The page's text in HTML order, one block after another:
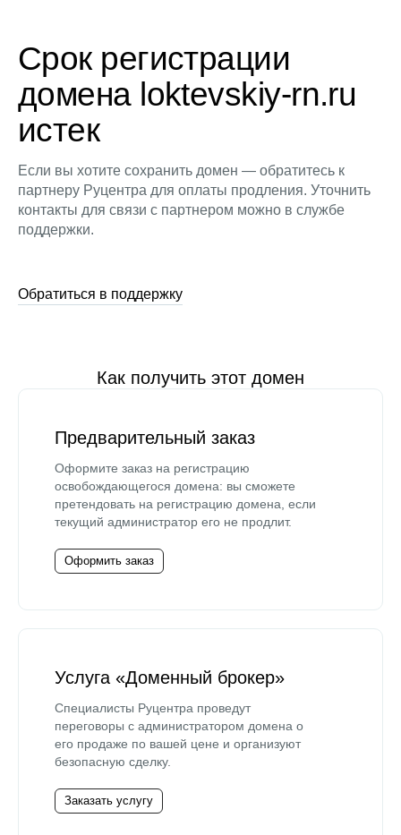
Срок регистрации
домена loktevskiy-rn.ru
истек
Если вы хотите сохранить домен — обратитесь к
партнеру Руцентра для оплаты продления. Уточнить
контакты для связи с партнером можно в службе
поддержки.
Обратиться в поддержку
Как получить этот домен
Предварительный заказ
Оформите заказ на регистрацию
освобождающегося домена: вы сможете
претендовать на регистрацию домена, если
текущий администратор его не продлит.
Оформить заказ
Услуга «Доменный брокер»
Специалисты Руцентра проведут
переговоры с администратором домена о
его продаже по вашей цене и организуют
безопасную сделку.
Заказать услугу